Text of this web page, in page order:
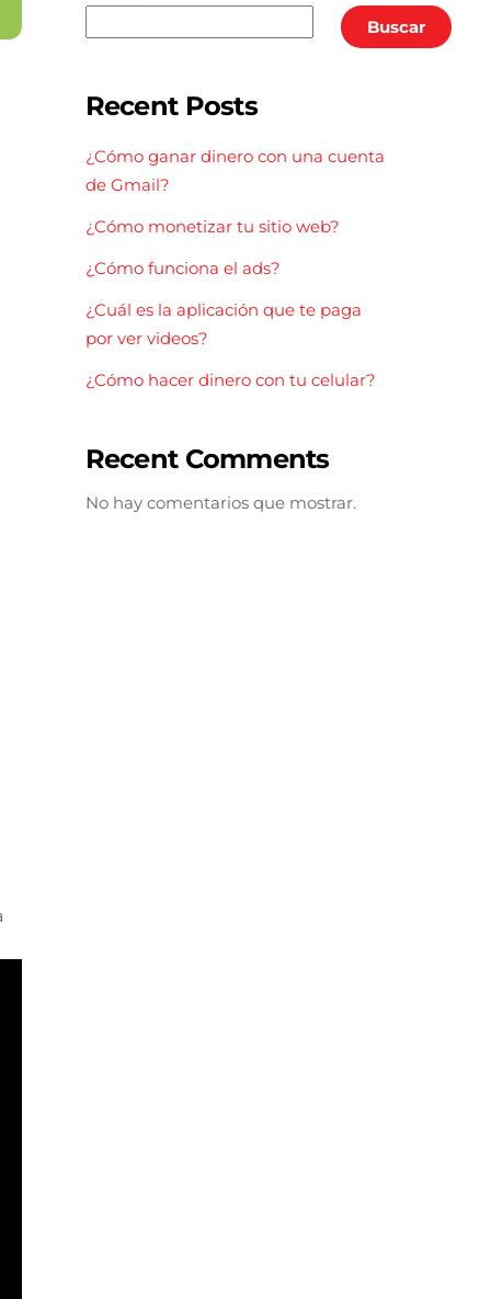
Buscar
Recent Posts
¿Cómo ganar dinero con una cuenta
de Gmail?
¿Cómo monetizar tu sitio web?
¿Cómo funciona el ads?
¿Cuál es la aplicación que te paga
por ver videos?
¿Cómo hacer dinero con tu celular?
Recent Comments
No hay comentarios que mostrar.